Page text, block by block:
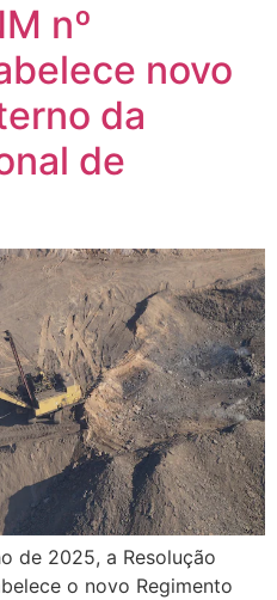
nº
novo
da
de
de 2025, a Resolução
o novo Regimento